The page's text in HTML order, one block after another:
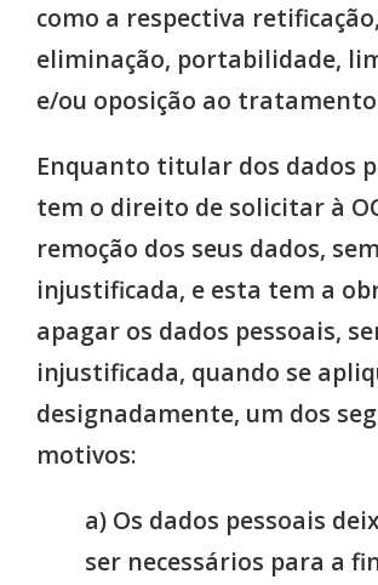
como a respectiva retificação,
eliminação, portabilidade,
e/ou oposição ao
Enquanto titular dos dados
tem o direito de solicitar à
remoção dos seus dados,
injustificada, e esta tem a
apagar os dados pessoais,
injustificada, quando se
designadamente, um dos
motivos:
a) Os dados pessoais
ser necessários para a